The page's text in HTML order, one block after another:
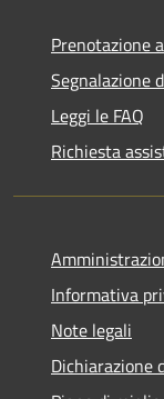
Prenotazione
Segnalazione
Leggi le FAQ
Richiesta
Informativa
Note legali
Dichiarazione